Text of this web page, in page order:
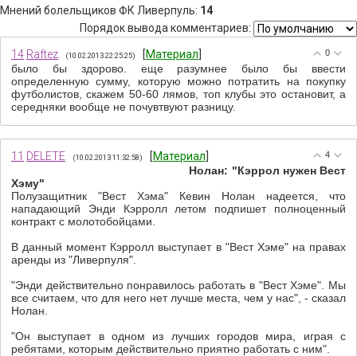
Мнений болельщиков ФК Ливерпуль: 14
Порядок вывода комментариев:
0
14 Raftez (10.02.2013 22:25:25) [Материал
было бы здорово. еще разумнее было бы ввести
определенную сумму, которую можно потратить на покупку
футболистов, скажем 50-60 лямов, топ клубы это остановит, а
середняки вообще не почувтвуют разницу.
4
11 DELETE (10.02.2013 11:32:58) [Материал
Нолан: "Кэррол нужен Вест
Хэму"
Полузащитник "Вест Хэма" Кевин Нолан надеется, что
нападающий Энди Кэрролл летом подпишет полноценный
контракт с молотобойцами.
В данный момент Кэрролл выступает в "Вест Хэме" на правах
аренды из "Ливерпуля".
"Энди действительно понравилось работать в "Вест Хэме". Мы
все считаем, что для него нет лучше места, чем у нас", - сказал
Нолан.
"Он выступает в одном из лучших городов мира, играя с
ребятами, которым действительно приятно работать с ним".